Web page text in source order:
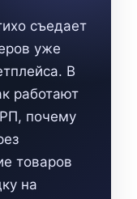
съедает
уже
В
работают
почему
товаров
на